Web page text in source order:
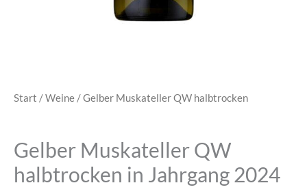
Start /Weine / Gelber Muskateller QW halbtrocken
Gelber Muskateller QW
halbtrocken in Jahrgang 2024